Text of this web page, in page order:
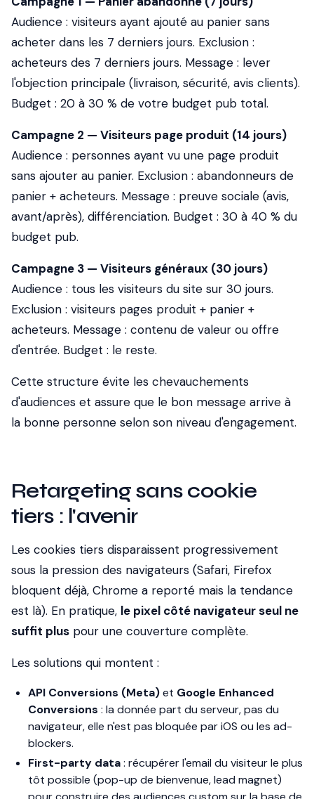
Audience : visiteurs ayant ajouté au panier sans
acheter dans les 7 derniers jours. Exclusion :
acheteurs des 7 derniers jours. Message : lever
l'objection principale (livraison, sécurité, avis clients).
Budget : 20 à 30 % de votre budget pub total.
Campagne 2 — Visiteurs page produit (14 jours)
Audience : personnes ayant vu une page produit
sans ajouter au panier. Exclusion : abandonneurs de
panier + acheteurs. Message : preuve sociale (avis,
avant/après), différenciation. Budget : 30 à 40 % du
budget pub.
Campagne 3 — Visiteurs généraux (30 jours)
Audience : tous les visiteurs du site sur 30 jours.
Exclusion : visiteurs pages produit + panier +
acheteurs. Message : contenu de valeur ou offre
d'entrée. Budget : le reste.
Cette structure évite les chevauchements
d'audiences et assure que le bon message arrive à
la bonne personne selon son niveau d'engagement.
Retargeting sans cookie
tiers : l'avenir
Les cookies tiers disparaissent progressivement
sous la pression des navigateurs (Safari, Firefox
bloquent déjà, Chrome a reporté mais la tendance
est là). En pratique, le pixel côté navigateur seul ne
suffit plus pour une couverture complète.
Les solutions qui montent :
API Conversions (Meta)et Google Enhanced
Conversions : la donnée part du serveur, pas du
navigateur, elle n'est pas bloquée par iOS ou les ad-
blockers.
First-party data: récupérer l'email du visiteur le plus
tôt possible (pop-up de bienvenue, lead magnet)